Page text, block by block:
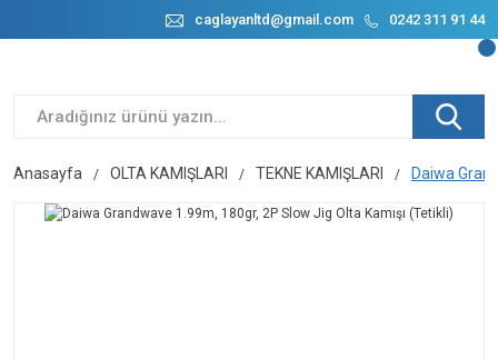
caglayanltd@gmail.com 0242 311 91 44
Anasayfa OLTA KAMIŞLARI TEKNE KAMIŞLARI Daiwa